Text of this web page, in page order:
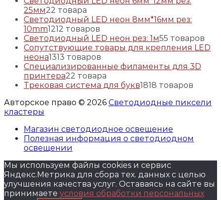
25мм22 товара
Светодиодный LED неон 8мм*16мм рез:
10mm1212 товаров
Светодиодный LED неон рез: 1м55 товаров
Сопутствующие товары для крепления LED
неона1313 товаров
Специализированные филаменты для 3D
принтера22 товара
Трековая система для букв1818 товаров
Авторское право © 2026 Светодиодные пиксели
кластеры
Магазин светодиодное освещение
Полезная информация о светодиодном
освещении
Мы используем файлы cookies и сервис
Яндекс.Метрика для сбора тех. данных с целью
улучшения качества услуг. Оставаясь на сайте вы
принимаете условия обработки персональных